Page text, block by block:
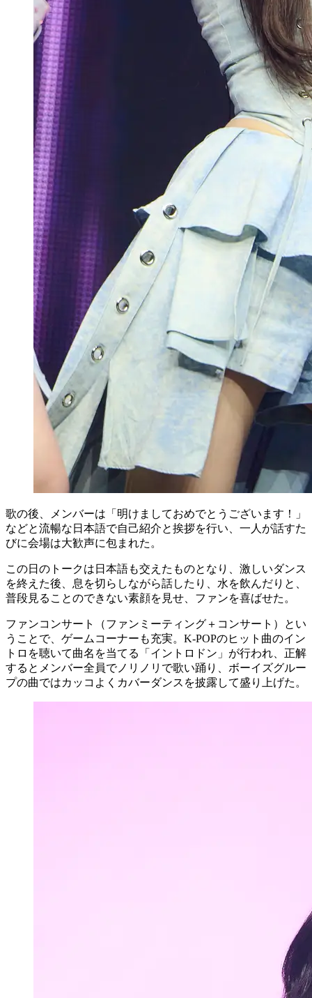
歌の後、メンバーは「明けましておめでとうございます！」
などと流暢な日本語で自己紹介と挨拶を行い、一人が話すた
びに会場は大歓声に包まれた。
この日のトークは日本語も交えたものとなり、激しいダンス
を終えた後、息を切らしながら話したり、水を飲んだりと、
普段見ることのできない素顔を見せ、ファンを喜ばせた。
ファンコンサート（ファンミーティング＋コンサート）とい
うことで、ゲームコーナーも充実。K-POPのヒット曲のイン
トロを聴いて曲名を当てる「イントロドン」が行われ、正解
するとメンバー全員でノリノリで歌い踊り、ボーイズグルー
プの曲ではカッコよくカバーダンスを披露して盛り上げた。